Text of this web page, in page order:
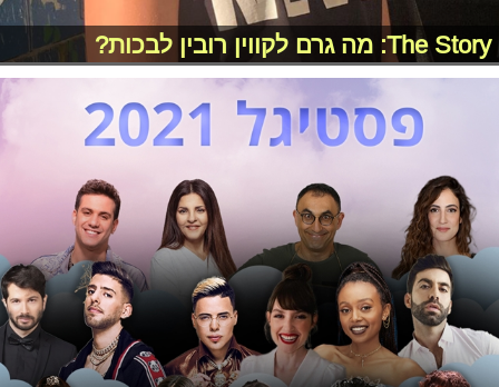
The Story: מה גרם לקווין רובין לבכות?